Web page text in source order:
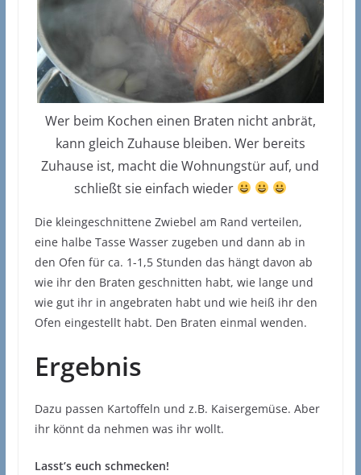
Wer beim Kochen einen Braten nicht anbrät,
kann gleich Zuhause bleiben. Wer bereits
Zuhause ist, macht die Wohnungstür auf, und
schließt sie einfach wieder
Die kleingeschnittene Zwiebel am Rand verteilen,
eine halbe Tasse Wasser zugeben und dann ab in
den Ofen für ca. 1-1,5 Stunden das hängt davon ab
wie ihr den Braten geschnitten habt, wie lange und
wie gut ihr in angebraten habt und wie heiß ihr den
Ofen eingestellt habt. Den Braten einmal wenden.
Ergebnis
Dazu passen Kartoffeln und z.B. Kaisergemüse. Aber
ihr könnt da nehmen was ihr wollt.
Lasst’s euch schmecken!